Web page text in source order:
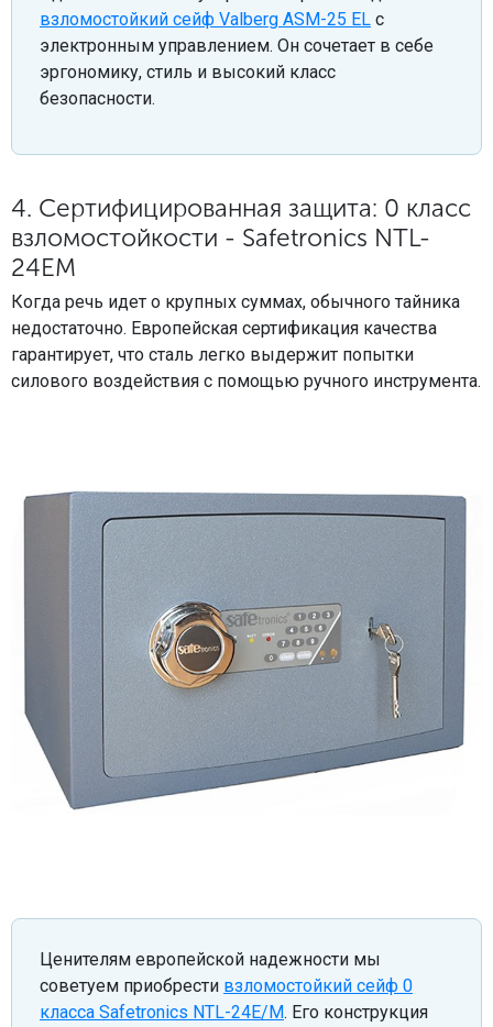
взломостойкий сейф Valberg ASM-25 EL с
электронным управлением. Он сочетает в себе
эргономику, стиль и высокий класс
безопасности.
4. Сертифицированная защита: 0 класс
взломостойкости - Safetronics NTL-
24EM
Когда речь идет о крупных суммах, обычного тайника
недостаточно. Европейская сертификация качества
гарантирует, что сталь легко выдержит попытки
силового воздействия с помощью ручного инструмента.
Ценителям европейской надежности мы
советуем приобрести взломостойкий сейф 0
класса Safetronics NTL-24E/M. Его конструкция